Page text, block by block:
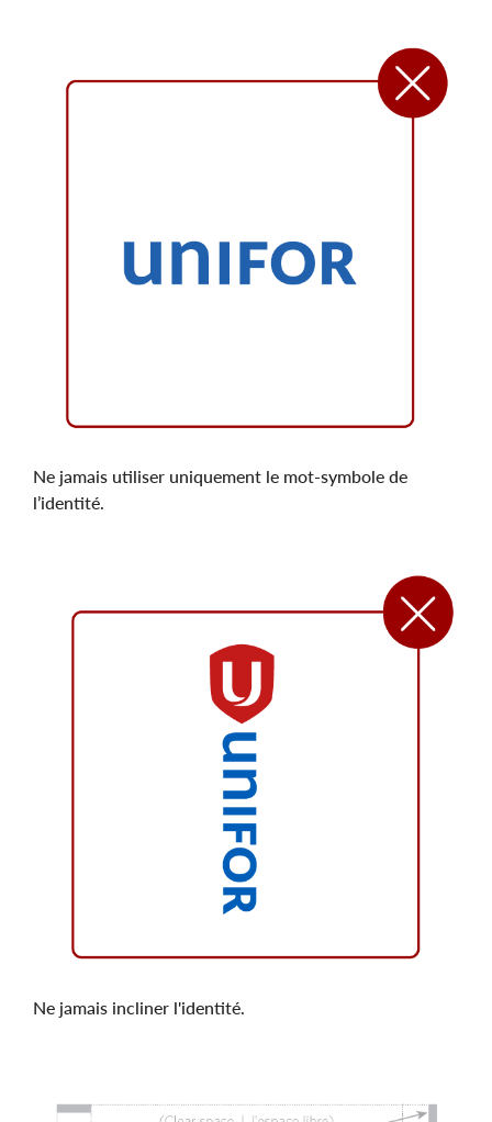
Ne jamais utiliser uniquement le mot-symbole de
l’identité.
Ne jamais incliner l'identité.